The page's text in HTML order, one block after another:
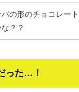
の形のチョコレー
？？
った…！